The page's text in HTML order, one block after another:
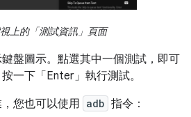
上的「測試資訊」頁面
盤圖示。點選其中一個測試，即可
一下「Enter」 執行測試。
您也可以使用 adb 指令：